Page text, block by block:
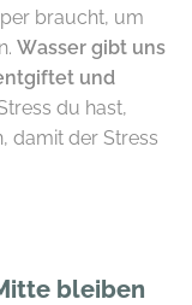
braucht, um
Wasser gibt uns
und
du hast,
damit der Stress
bleiben